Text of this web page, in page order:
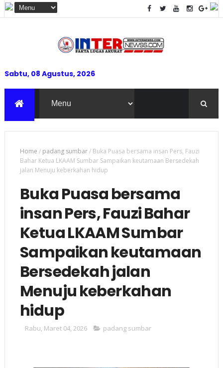
Sabtu, 08 Agustus, 2026
Home / padang sumbar/ Buka Puasa bersama insan Pers, Fauzi
Bahar Ketua LKAAM Sumbar Sampaikan keutamaan Bersedekah
jalan Menuju keberkahan hidup
Buka Puasa bersama
insan Pers, Fauzi Bahar
Ketua LKAAM Sumbar
Sampaikan keutamaan
Bersedekah jalan
Menuju keberkahan
hidup
Rabu, Maret 04, 2026 padang sumbar